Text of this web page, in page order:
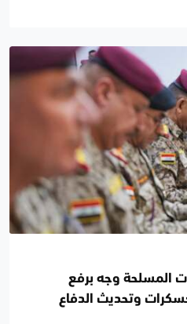
المسلحة وجه برفع
وتحديث الدفاع